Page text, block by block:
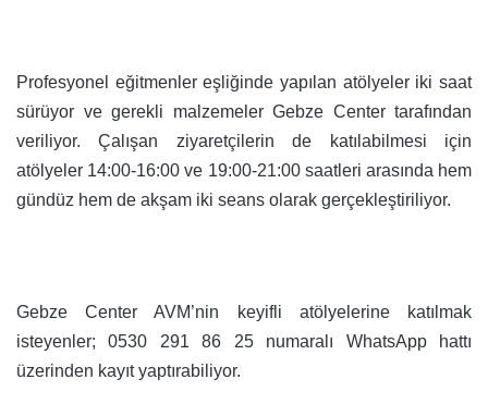
Profesyonel eğitmenler eşliğinde yapılan atölyeler iki saat
sürüyor ve gerekli malzemeler Gebze Center tarafından
veriliyor. Çalışan ziyaretçilerin de katılabilmesi için
atölyeler 14:00-16:00 ve 19:00-21:00 saatleri arasında hem
gündüz hem de akşam iki seans olarak gerçekleştiriliyor.
Gebze Center AVM’nin keyifli atölyelerine katılmak
isteyenler; 0530 291 86 25 numaralı WhatsApp hattı
üzerinden kayıt yaptırabiliyor.